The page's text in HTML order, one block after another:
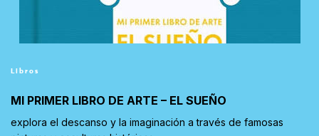
Libros
MI PRIMER LIBRO DE ARTE – EL SUEÑO
explora el descanso y la imaginación a través de famosas